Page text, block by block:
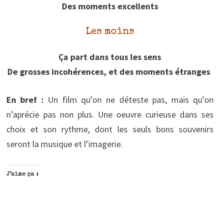
Des moments excellents
Les moins
Ça part dans tous les sens
De grosses incohérences, et des moments étranges
En bref : Un film qu’on ne déteste pas, mais qu’on
n’aprécie pas non plus. Une oeuvre curieuse dans ses
choix et son rythme, dont les seuls bons souvenirs
seront la musique et l’imagerie.
J’aime ça :